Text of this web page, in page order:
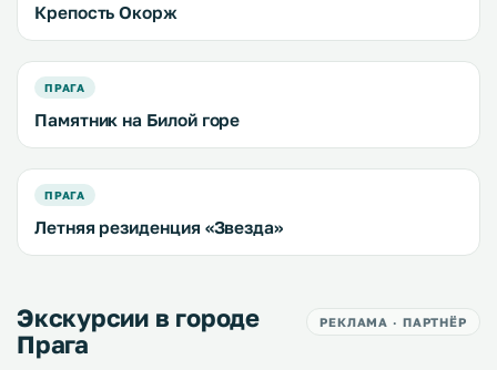
Крепость Окорж
ПРАГА
Памятник на Билой горе
ПРАГА
Летняя резиденция «Звезда»
Экскурсии в городе
Прага
РЕКЛАМА · ПАРТНЁР